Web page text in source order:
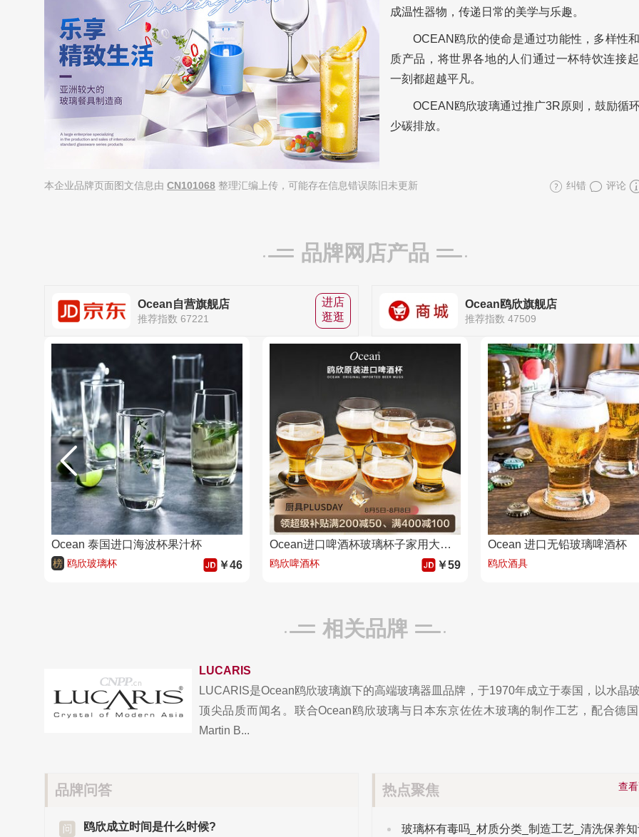
成温性器物，传递日常的美学与乐趣。
OCEAN鸥欣的使命是通过功能性，多样性
质产品，将世界各地的人们通过一杯特饮连接
一刻都超越平凡。
OCEAN鸥欣玻璃通过推广3R原则，鼓励循
少碳排放。
本企业品牌页面图文信息由 CN101068 整理汇编上传，可能存在信息错误陈旧未更新 纠错 评论
品牌网店产品
Ocean自营旗舰店
推荐指数 67221
进店
逛逛
Ocean鸥欣旗舰店
推荐指数 47509
Ocean 泰国进口海波杯果汁杯
榜 鸥欣玻璃杯 ￥46
Ocean进口啤酒杯玻璃杯子家用大容量酒吧精酿扎啤杯455ml六只套装
鸥欣啤酒杯 ￥59
Ocean 进口无铅玻璃啤酒杯
鸥欣酒具
相关品牌
LUCARIS
LUCARIS是Ocean鸥欣玻璃旗下的高端玻璃器皿品牌，于1970年成立于泰国，以水晶
顶尖品质而闻名。联合Ocean鸥欣玻璃与日本东京佐佐木玻璃的制作工艺，配合德
Martin B...
品牌问答
鸥欣成立时间是什么时候?
查
热点聚焦
玻璃杯有毒吗_材质分类_制造工艺_清洗保养